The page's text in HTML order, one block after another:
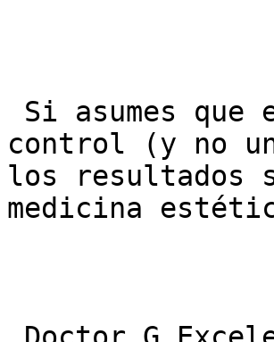
control (y no
los resultados
medicina